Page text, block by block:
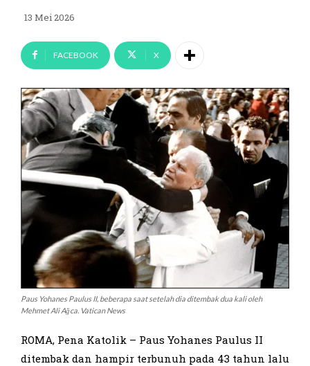
13 Mei 2026
FACEBOOK X
Paus Yohanes Paulus II, beberapa saat setelah dia ditembak dua kali oleh
Mehmet Ali Ağca. Vatican News
ROMA, Pena Katolik – Paus Yohanes Paulus II
ditembak dan hampir terbunuh pada 43 tahun lalu